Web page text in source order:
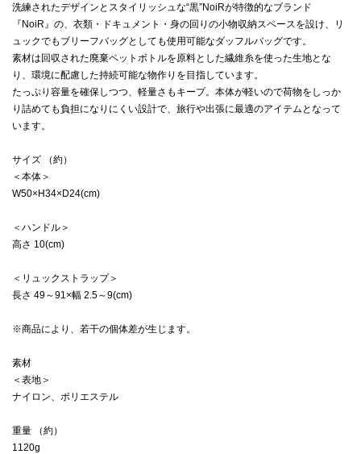
洗練されたデザインとスタイリッシュな“黒”NoiRが特徴的なブランド
『NoiR』の、衣類・ドキュメント・身の回りの小物収納スペースを設け、リ
ュックでもブリーフバッグとしても使用可能なダッフルバッグです。
素材は回収された廃棄ペットボトルを原料とした繊維糸を使った生地とな
り、環境に配慮した持続可能な物作りを目指しています。
たっぷり容量を確保しつつ、軽量さもキープ。本体が軽いので荷物をしっか
り詰めても負担になりにくい設計で、旅行や出張に最適のアイテムとなって
います。
サイズ （約）
＜本体＞
W50×H34×D24(cm)
＜ハンドル＞
高さ 10(cm)
＜リュックストラップ＞
長さ 49～91×幅 2.5～9(cm)
※商品により、若干の個体差が生じます。
素材
＜表地＞
ナイロン、ポリエステル
重量 （約）
1120g